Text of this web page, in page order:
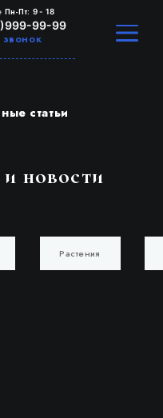
Пн-Пт: 9 - 18
99-99
звонок
статьи
новости
Растения